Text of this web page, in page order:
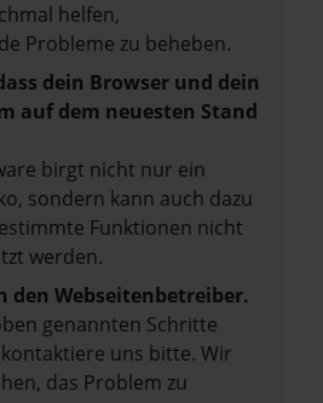
helfen,
Probleme zu beheben.
dein Browser und dein
auf dem neuesten Stand
birgt nicht nur ein
sondern kann auch dazu
Funktionen nicht
werden.
den Webseitenbetreiber.
genannten Schritte
uns bitte. Wir
das Problem zu